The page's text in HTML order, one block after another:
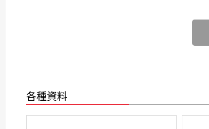
各種資料